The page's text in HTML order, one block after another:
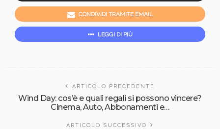
CONDIVIDI TRAMITE EMAIL
LEGGI DI PIÙ
ARTICOLO PRECEDENTE
Wind Day: cos’è e quali regali si possono vincere?
Cinema, Auto, Abbonamenti e…
ARTICOLO SUCCESSIVO